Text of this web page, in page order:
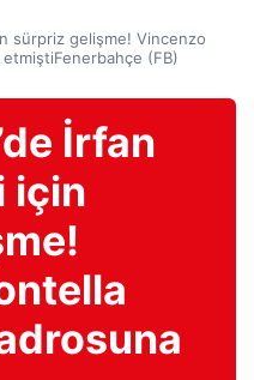
sürpriz gelişme! Vincenzo
(FB)
İrfan
için